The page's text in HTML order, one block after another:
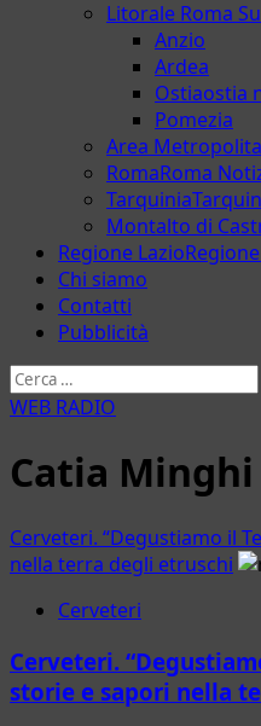
Litorale Roma
Anzio
Ardea
Ostiaostia
Pomezia
Area
RomaRoma
Tarquinia
Montalto di
Regione Lazio
Chi siamo
Contatti
Pubblicità
Ricerca
per:
WEB RADIO
Catia Minghi
Cerveteri. “Degustiamo il
nella terra degli etruschi
Cerveteri
Cerveteri.
storie e sapori nella